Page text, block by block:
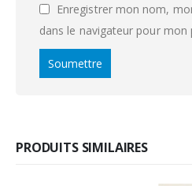
Enregistrer mon nom,
dans le navigateur pour
PRODUITS SIMILAIRES